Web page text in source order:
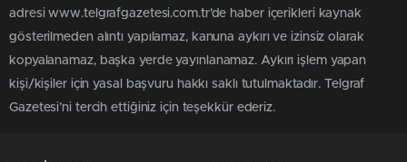
adresi www.telgrafgazetesi.com.tr’de haber içerikleri kaynak
gösterilmeden alıntı yapılamaz, kanuna aykırı ve izinsiz olarak
kopyalanamaz, başka yerde yayınlanamaz. Aykırı işlem yapan
kişi/kişiler için yasal başvuru hakkı saklı tutulmaktadır. Telgraf
Gazetesi’ni tercih ettiğiniz için teşekkür ederiz.